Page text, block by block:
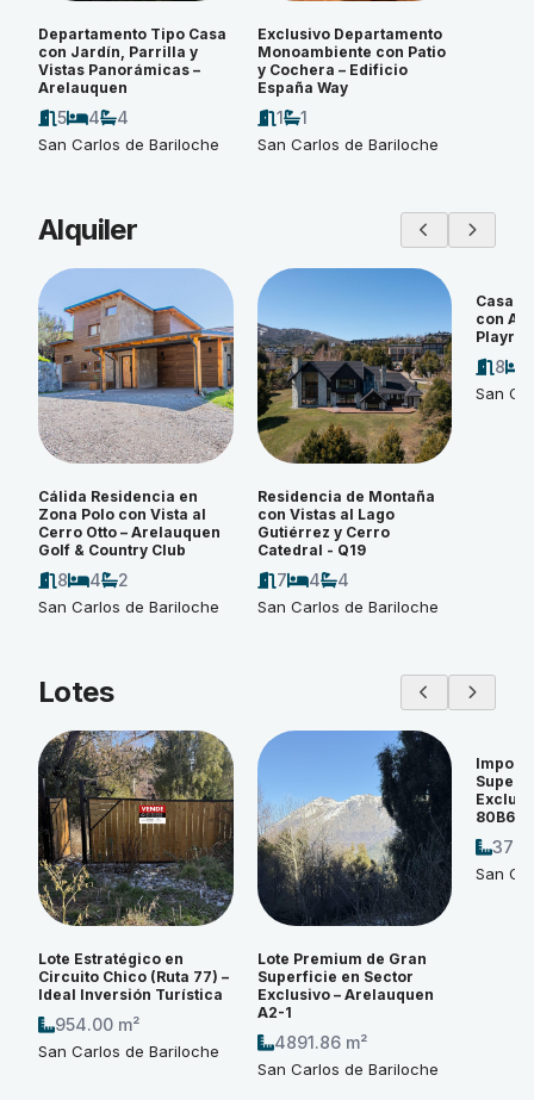
Departamento Tipo Casa
con Jardín, Parrilla y
Vistas Panorámicas –
Arelauquen
5 4 4
San Carlos de Bariloche
Exclusivo Departamento
Monoambiente con Patio
y Cochera – Edificio
España Way
1 1
San Carlos de Bariloche
Alquiler
Cálida Residencia en
Zona Polo con Vista al
Cerro Otto – Arelauquen
Golf & Country Club
8 4 2
San Carlos de Bariloche
Residencia de Montaña
con Vistas al Lago
Gutiérrez y Cerro
Catedral - Q19
7 4 4
San Carlos de Bariloche
Casa
con
8
San
Lotes
Lote Estratégico en
Circuito Chico (Ruta 77) –
Ideal Inversión Turística
954.00 m²
San Carlos de Bariloche
Lote Premium de Gran
Superficie en Sector
Exclusivo – Arelauquen
A2-1
4891.86 m²
San Carlos de Bariloche
80B6
San